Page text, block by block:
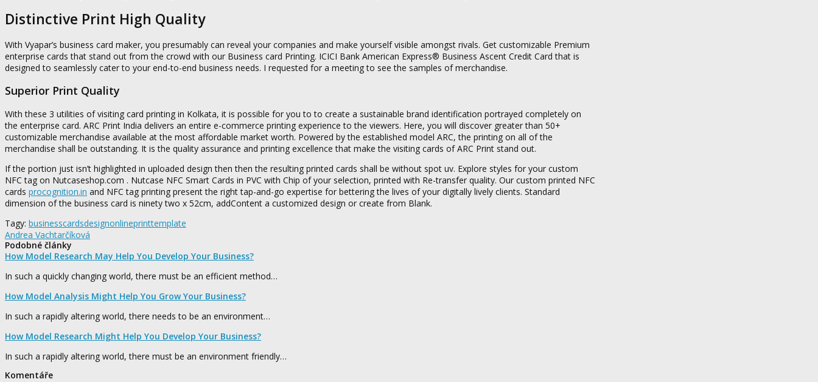
Distinctive Print High Quality
With Vyapar’s business card maker, you presumably can reveal your companies and make yourself visible amongst rivals. Get customizable Premium
enterprise cards that stand out from the crowd with our Business card Printing. ICICI Bank American Express® Business Ascent Credit Card that is
designed to seamlessly cater to your end-to-end business needs. I requested for a meeting to see the samples of merchandise.
Superior Print Quality
With these 3 utilities of visiting card printing in Kolkata, it is possible for you to to create a sustainable brand identification portrayed completely on
the enterprise card. ARC Print India delivers an entire e-commerce printing experience to the viewers. Here, you will discover greater than 50+
customizable merchandise available at the most affordable market worth. Powered by the established model ARC, the printing on all of the
merchandise shall be outstanding. It is the quality assurance and printing excellence that make the visiting cards of ARC Print stand out.
If the portion just isn’t highlighted in uploaded design then then the resulting printed cards shall be without spot uv. Explore styles for your custom
NFC tag on Nutcaseshop.com . Nutcase NFC Smart Cards in PVC with Chip of your selection, printed with Re-transfer quality. Our custom printed NFC
cards procognition.in and NFC tag printing present the right tap-and-​go expertise for bettering the lives of your digitally lively clients. Standard
dimension of the business card is ninety two x 52cm, addContent a customized design or create from Blank.
Tagy: businesscardsdesignonlineprinttemplate
Andrea Vachtarčíková
Podobné články
How Model Research May Help You Develop Your Business?
In such a quickly changing world, there must be an efficient method…
How Model Analysis Might Help You Grow Your Business?
In such a rapidly altering world, there needs to be an environment…
How Model Research Might Help You Develop Your Business?
In such a rapidly altering world, there must be an environment friendly…
Komentáře